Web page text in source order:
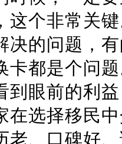
这个非常关
决的问题，
卡都是个问
到眼前的利
在选择移民
老、口碑好